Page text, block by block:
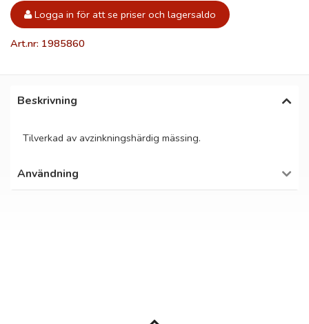
Logga in för att se priser och lagersaldo
Art.nr: 1985860
Beskrivning
Tilverkad av avzinkningshärdig mässing.
Användning